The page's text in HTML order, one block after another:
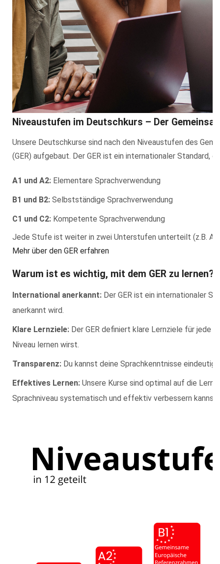
Niveaustufen im Deutschkurs – Der
Unsere Deutschkurse sind nach den Niveaustufen des
(GER) aufgebaut. Der GER ist ein internationaler Standard,
A1 und A2: Elementare Sprachverwendung
B1 und B2: Selbstständige Sprachverwendung
C1 und C2: Kompetente Sprachverwendung
Jede Stufe ist weiter in zwei Unterstufen unterteilt (z.B.
Mehr über den GER erfahren
Warum ist es wichtig, mit dem GER zu lernen?
International anerkannt: Der GER ist ein internationaler
anerkannt wird.
Klare Lernziele: Der GER definiert klare Lernziele für jede
Niveau lernen wirst.
Transparenz: Du kannst deine Sprachkenntnisse
Effektives Lernen: Unsere Kurse sind optimal auf die
Sprachniveau systematisch und effektiv verbessern kannst.